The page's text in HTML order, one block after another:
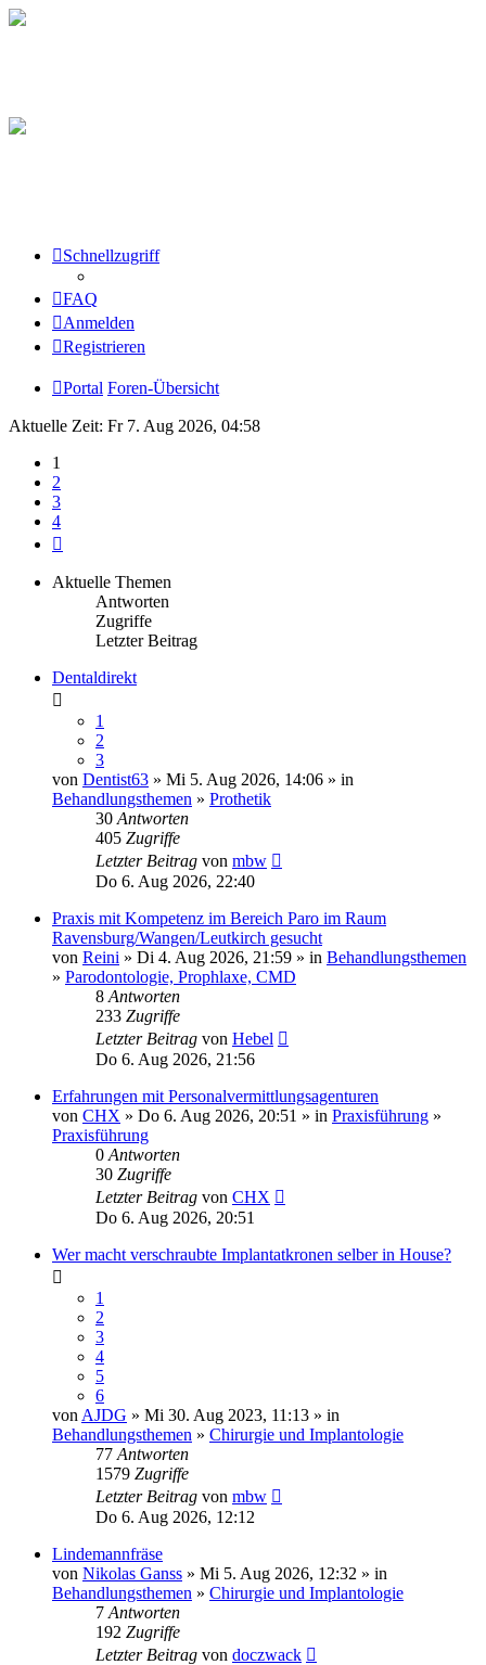
Schnellzugriff
FAQ
Anmelden
Registrieren
Portal Foren-Übersicht
Aktuelle Zeit: Fr 7. Aug 2026, 04:58
1
2
3
4
Aktuelle Themen
Antworten
Zugriffe
Letzter Beitrag
Dentaldirekt
1
2
3
von Dentist63 » Mi 5. Aug 2026, 14:06 » in
Behandlungsthemen » Prothetik
30 Antworten
405 Zugriffe
Letzter Beitrag von mbw
Do 6. Aug 2026, 22:40
Praxis mit Kompetenz im Bereich Paro im Raum
Ravensburg/Wangen/Leutkirch gesucht
von Reini » Di 4. Aug 2026, 21:59 » in Behandlungsthemen
» Parodontologie, Prophlaxe, CMD
8 Antworten
233 Zugriffe
Letzter Beitrag von Hebel
Do 6. Aug 2026, 21:56
Erfahrungen mit Personalvermittlungsagenturen
von CHX » Do 6. Aug 2026, 20:51 » in Praxisführung »
Praxisführung
0 Antworten
30 Zugriffe
Letzter Beitrag von CHX
Do 6. Aug 2026, 20:51
Wer macht verschraubte Implantatkronen selber in House?
1
2
3
4
5
6
von AJDG » Mi 30. Aug 2023, 11:13 » in
Behandlungsthemen » Chirurgie und Implantologie
77 Antworten
1579 Zugriffe
Letzter Beitrag von mbw
Do 6. Aug 2026, 12:12
Lindemannfräse
von Nikolas Ganss » Mi 5. Aug 2026, 12:32 » in
Behandlungsthemen » Chirurgie und Implantologie
7 Antworten
192 Zugriffe
Letzter Beitrag von doczwack